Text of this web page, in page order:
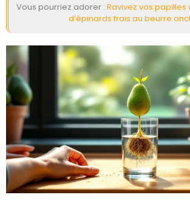
Vous pourriez adorer : Ravivez vos
d’épinards frais au beurre